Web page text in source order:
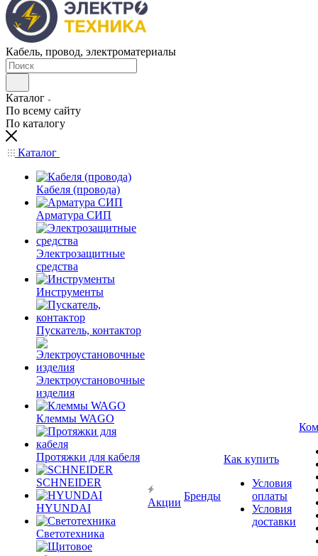
Кабель, провод, электроматериалы
Каталог
По всему сайту
По каталогу
Каталог
Кабеля (провода)
Арматура СИП
Электрозащитные
средства
Инструменты
Пускатель, контактор
Электроустановочные
изделия
Клеммы WAGO
Протяжки для кабеля
SCHNEIDER
HYUNDAI
Светотехника
Акции
Бренды
Как купить
Условия
оплаты
Условия
доставки